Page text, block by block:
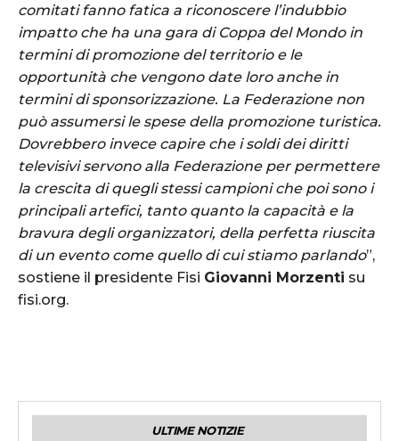
comitati fanno fatica a riconoscere l’indubbio
impatto che ha una gara di Coppa del Mondo in
termini di promozione del territorio e le
opportunità che vengono date loro anche in
termini di sponsorizzazione. La Federazione non
può assumersi le spese della promozione turistica.
Dovrebbero invece capire che i soldi dei diritti
televisivi servono alla Federazione per permettere
la crescita di quegli stessi campioni che poi sono i
principali artefici, tanto quanto la capacità e la
bravura degli organizzatori, della perfetta riuscita
di un evento come quello di cui stiamo parlando”,
sostiene il presidente Fisi Giovanni Morzenti su
fisi.org.
ULTIME NOTIZIE